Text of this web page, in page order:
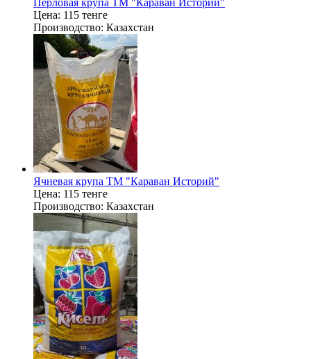
Перловая крупа ТМ "Караван Историй"
Цена: 115 тенге
Производство: Казахстан
Ячневая крупа ТМ "Караван Историй"
Цена: 115 тенге
Производство: Казахстан